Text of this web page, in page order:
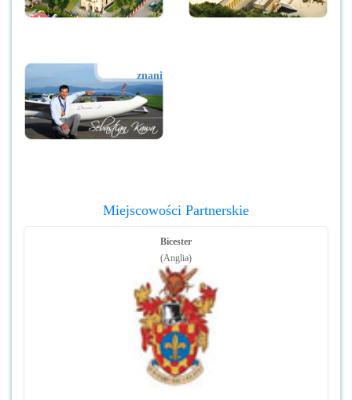
znani
Miejscowości Partnerskie
Bicester
(Anglia)